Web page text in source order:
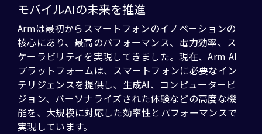
モバイルAIの未来を推進
Armは最初からスマートフォンのイノベーションの
核心にあり、最高のパフォーマンス、電力効率、ス
ケーラビリティを実現してきました。現在、Arm AI
プラットフォームは、スマートフォンに必要なイン
テリジェンスを提供し、生成AI、コンピュータービ
ジョン、パーソナライズされた体験などの高度な機
能を、大規模に対応した効率性とパフォーマンスで
実現しています。